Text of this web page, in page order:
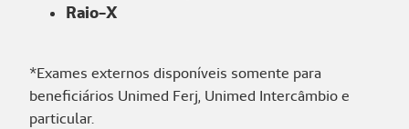
Raio-X
*Exames externos disponíveis somente para
beneficiários Unimed Ferj, Unimed Intercâmbio e
particular.